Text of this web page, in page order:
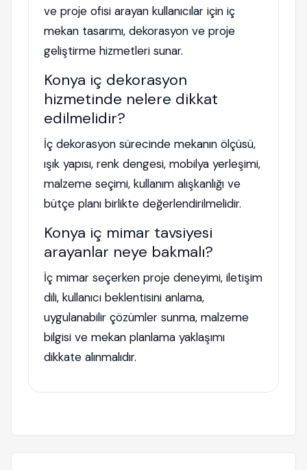
ve proje ofisi arayan kullanıcılar için iç
mekan tasarımı, dekorasyon ve proje
geliştirme hizmetleri sunar.
Konya iç dekorasyon
hizmetinde nelere dikkat
edilmelidir?
İç dekorasyon sürecinde mekanın ölçüsü,
ışık yapısı, renk dengesi, mobilya yerleşimi,
malzeme seçimi, kullanım alışkanlığı ve
bütçe planı birlikte değerlendirilmelidir.
Konya iç mimar tavsiyesi
arayanlar neye bakmalı?
İç mimar seçerken proje deneyimi, iletişim
dili, kullanıcı beklentisini anlama,
uygulanabilir çözümler sunma, malzeme
bilgisi ve mekan planlama yaklaşımı
dikkate alınmalıdır.